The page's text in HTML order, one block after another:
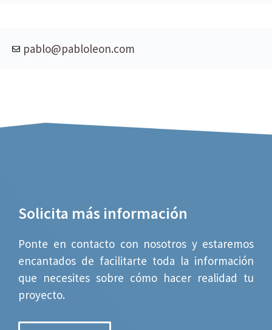
pablo@pabloleon.com
Solicita más información
Ponte en contacto con nosotros y estaremos
encantados de facilitarte toda la información
que necesites sobre cómo hacer realidad tu
proyecto.